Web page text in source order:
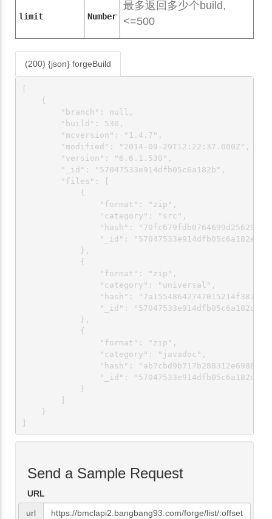
limit Number
最多返回多少个build,
<=500
(200) {json} forgeBuild
    {
        "branch": null,
        "build": 530,
        "mcversion": "1.4.7",
        "modified": "2014-09-29T12:22:37.000Z",
        "version": "6.6.1.530",
        "_id": "57047533e914dfb05c6a182b",
        "files": [
            {
                "format": "zip",
                "category": "src",
"hash":
                "_id": "57047533e914dfb05c6a182e"
            },
            {
                "format": "zip",
                "category": "universal",
"hash":
                "_id": "57047533e914dfb05c6a182d"
            },
            {
                "format": "zip",
                "category": "javadoc",
"hash":
                "_id": "57047533e914dfb05c6a182c"
            }
    }
Send a Sample Request
URL
url